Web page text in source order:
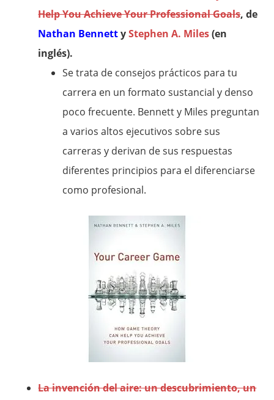
Help You Achieve Your Professional Goals, de
Nathan BennettyStephen A. Miles(en
inglés).
Se trata de consejos prácticos para tu
carrera en un formato sustancial y denso
poco frecuente. Bennett y Miles preguntan
a varios altos ejecutivos sobre sus
carreras y derivan de sus respuestas
diferentes principios para el diferenciarse
como profesional.
La invención del aire: un descubrimiento, un